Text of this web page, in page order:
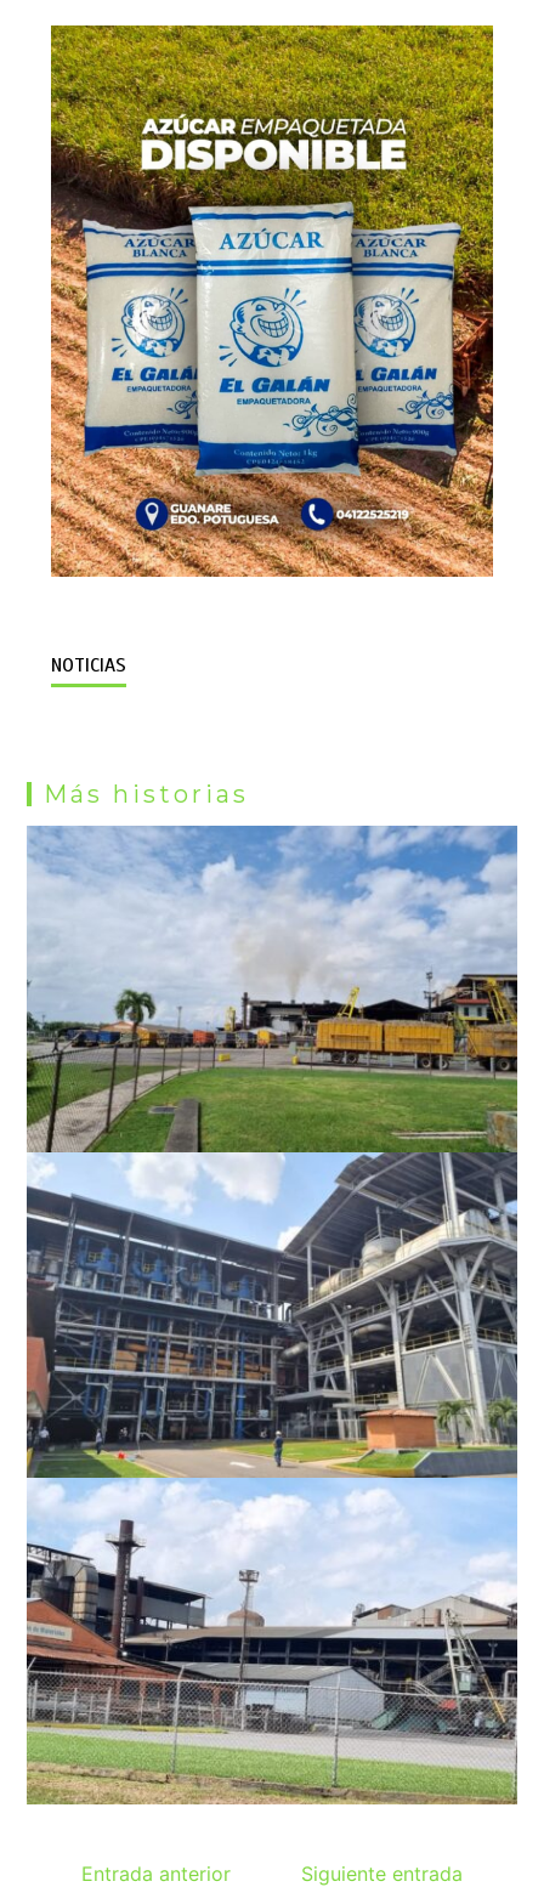
NOTICIAS
Más historias
Entrada anterior Siguiente entrada